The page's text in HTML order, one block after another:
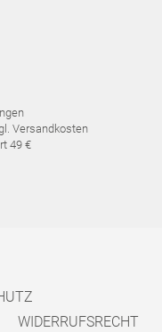
Versandkosten
49 €
WIDERRUFSRECHT